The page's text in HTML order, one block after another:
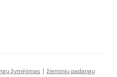
žymėjimas | žieminių padangų